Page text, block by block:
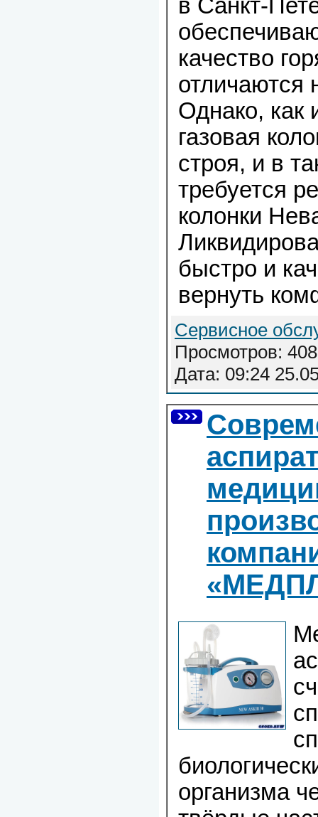
в Санкт-
качество
отличаются
Однако, как
газовая
строя, и в
требуется
колонки
быстро и
вернуть
Сервисное
Просмотров:
Дата: 09:24
организма